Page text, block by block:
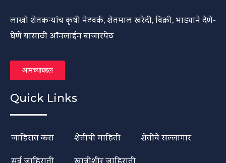
लाखो शेतकऱ्यांच कृषी नेटवर्क, शेतमाल खरेदी, विक्री, भाड्याने देणे-
घेणे यासाठी ऑनलाईन बाजारपेठ
आमच्याबद्दल
Quick Links
जाहिरात करा शेतीची माहिती
शेतीचे सल्लागार
सर्व जाहिराती
खात्रीशीर जाहिराती